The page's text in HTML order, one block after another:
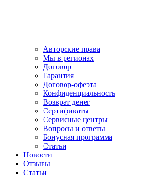
Авторские права
Мы в регионах
Договор
Гарантия
Договор-оферта
Конфиденциальность
Возврат денег
Сертификаты
Сервисные центры
Вопросы и ответы
Бонусная программа
Статьи
Новости
Отзывы
Статьи